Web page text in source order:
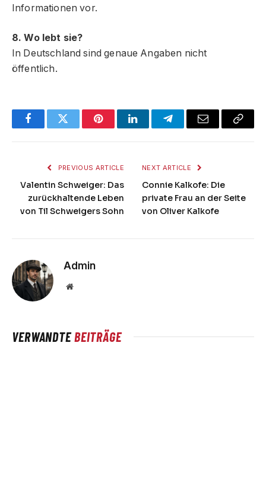
Informationen vor.
8. Wo lebt sie?
In Deutschland sind genaue Angaben nicht
öffentlich.
FacebookTwitter PinterestLinkedInTelegramEmail
Copy
PREVIOUS ARTICLE
Valentin Schweiger: Das
zurückhaltende Leben
von Til Schweigers Sohn
NEXT ARTICLE
Connie Kalkofe: Die
private Frau an der Seite
von Oliver Kalkofe
Admin
Website
VERWANDTEBEITRÄGE